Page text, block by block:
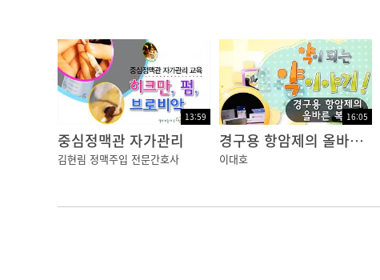
13:59
중심정맥관 자가관리
김현림 정맥주입 전문간호사
16:05
경구용 항암제의 올바른 복용
이대호